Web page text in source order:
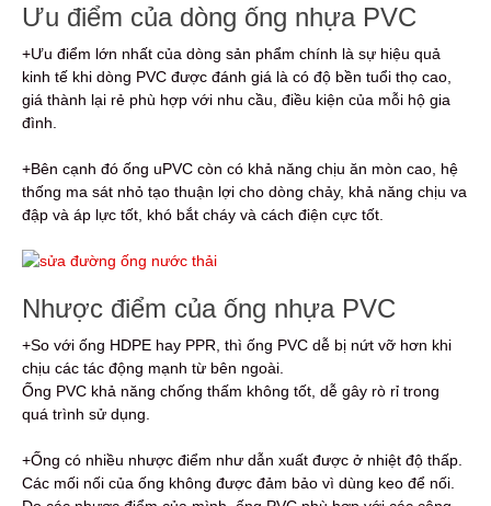
Ưu điểm của dòng ống nhựa PVC
+Ưu điểm lớn nhất của dòng sản phẩm chính là sự hiệu quả
kinh tế khi dòng PVC được đánh giá là có độ bền tuổi thọ cao,
giá thành lại rẻ phù hợp với nhu cầu, điều kiện của mỗi hộ gia
đình.
+Bên cạnh đó ống uPVC còn có khả năng chịu ăn mòn cao, hệ
thống ma sát nhỏ tạo thuận lợi cho dòng chảy, khả năng chịu va
đập và áp lực tốt, khó bắt cháy và cách điện cực tốt.
Nhược điểm của ống nhựa PVC
+So với ống HDPE hay PPR, thì ống PVC dễ bị nứt vỡ hơn khi
chịu các tác động mạnh từ bên ngoài.
Ống PVC khả năng chống thấm không tốt, dễ gây rò rỉ trong
quá trình sử dụng.
+Ống có nhiều nhược điểm như dẫn xuất được ở nhiệt độ thấp.
Các mối nối của ống không được đảm bảo vì dùng keo để nối.